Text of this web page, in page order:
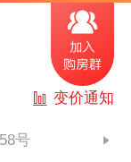
变价通知
号